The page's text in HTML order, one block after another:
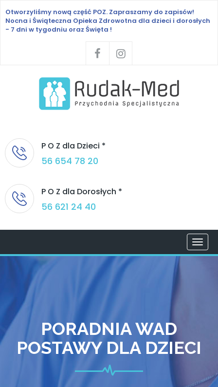
Otworzyliśmy nową część POZ. Zapraszamy do zapisów!
Nocna i Świąteczna Opieka Zdrowotna dla dzieci i dorosłych
- 7 dni w tygodniu oraz Święta !
P O Z dla Dzieci *
56 654 78 20
P O Z dla Dorosłych *
56 621 24 40
PORADNIA WAD
POSTAWY DLA DZIECI